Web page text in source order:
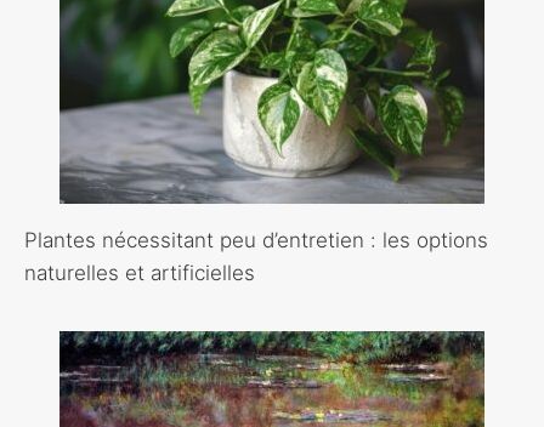
Plantes nécessitant peu d’entretien : les options
naturelles et artificielles